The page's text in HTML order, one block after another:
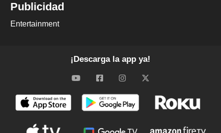
Publicidad
Entertainment
¡Descarga la app ya!